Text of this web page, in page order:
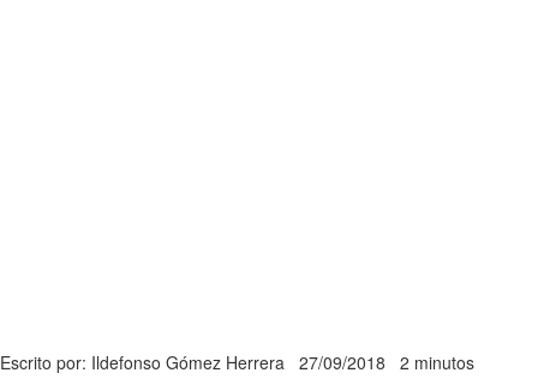
Escrito por: Ildefonso Gómez Herrera 27/09/2018 2 minutos